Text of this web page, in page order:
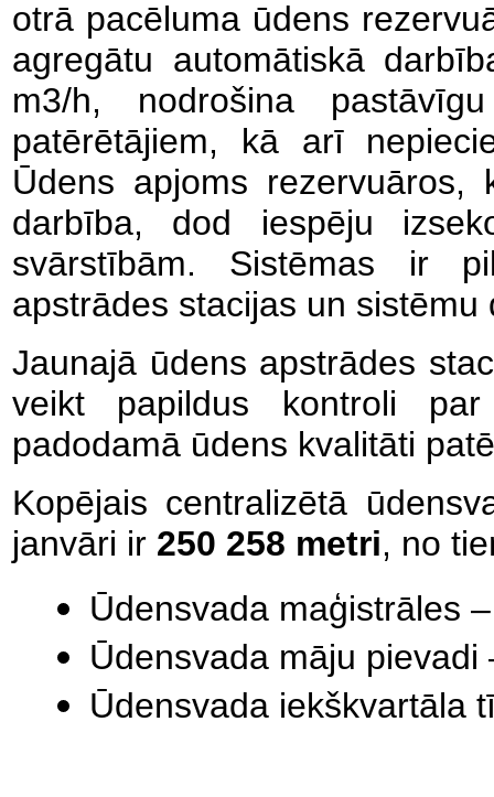
otrā pacēluma ūdens
agregātu automātiskā
m3/h, nodrošina
patērētājiem, kā arī
Ūdens apjoms
darbība, dod iespēju
svārstībām. Sistēmas ir
apstrādes stacijas un
Jaunajā ūdens apstrādes
veikt papildus kontroli
padodamā ūdens kvalitāti
Kopējais centralizētā
janvāri ir 250 258 metri, no
Ūdensvada maģistrāles
Ūdensvada māju pievadi
Ūdensvada iekškvartāla